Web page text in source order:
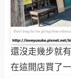
還沒走幾步就
在這間店買了